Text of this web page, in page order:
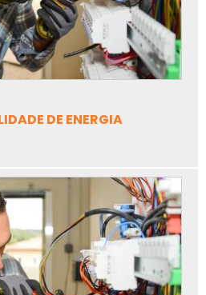
em uma planta industrial
circuito
industrial
DE ENERGIA